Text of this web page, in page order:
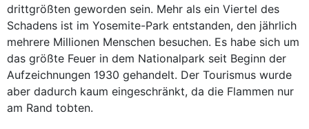
drittgrößten geworden sein. Mehr als ein Viertel des
Schadens ist im Yosemite-Park entstanden, den jährlich
mehrere Millionen Menschen besuchen. Es habe sich um
das größte Feuer in dem Nationalpark seit Beginn der
Aufzeichnungen 1930 gehandelt. Der Tourismus wurde
aber dadurch kaum eingeschränkt, da die Flammen nur
am Rand tobten.